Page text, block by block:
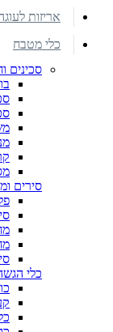
אריזות
כלי מטבח
סכינים
סירים
כלי